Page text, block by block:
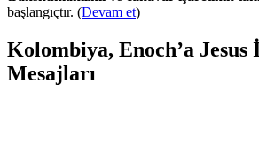
başlangıçtır. (Devam et)
Kolombiya, Enoch’a Jesus
Mesajları